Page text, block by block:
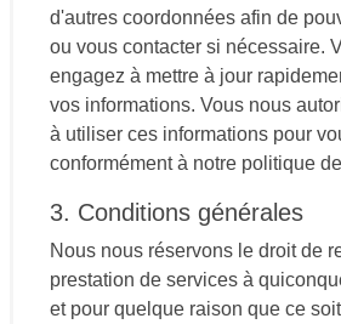
d'autres coordonnées afin de
ou vous contacter si nécessaire.
engagez à mettre à jour
vos informations. Vous nous
à utiliser ces informations pour
conformément à notre politique
3. Conditions générales
Nous nous réservons le droit de
prestation de services à
et pour quelque raison que ce